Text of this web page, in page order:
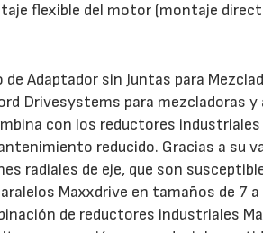
flexible del motor (montaje
Adaptador sin Juntas para
Drivesystems para mezcladoras y
con los reductores industriales
reducido. Gracias a su
radiales de eje, que son
Maxxdrive en tamaños de 7 a
de reductores industriales